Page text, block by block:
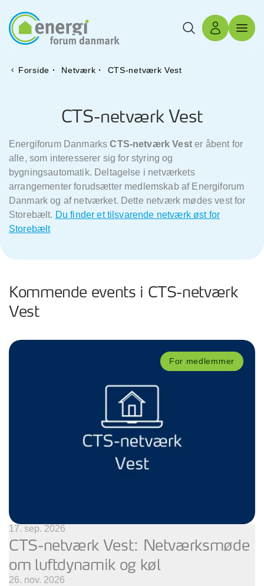
Søg Log ind
Forside · Netværk · CTS-netværk Vest
CTS-netværk Vest
Energiforum DanmarksCTS-netværk Vester åbent for
alle, som interesserer sig for styring og
bygningsautomatik. Deltagelse i netværkets
arrangementer forudsætter medlemskab af Energiforum
Danmark og af netværket. Dette netværk mødes vest for
Storebælt. Du finder et tilsvarende netværk øst for
Storebælt
Kommende events i CTS-netværk
Vest
For medlemmer
17. sep. 2026
CTS-netværk Vest: Netværksmøde
om luftdynamik og køl
26. nov. 2026